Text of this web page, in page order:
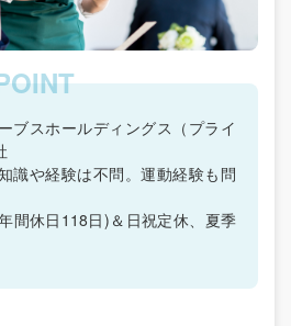
ブスホールディングス（プライ
識や経験は不問。運動経験も問
間休日118日)＆日祝定休、夏季